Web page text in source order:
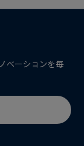
ベーションを毎